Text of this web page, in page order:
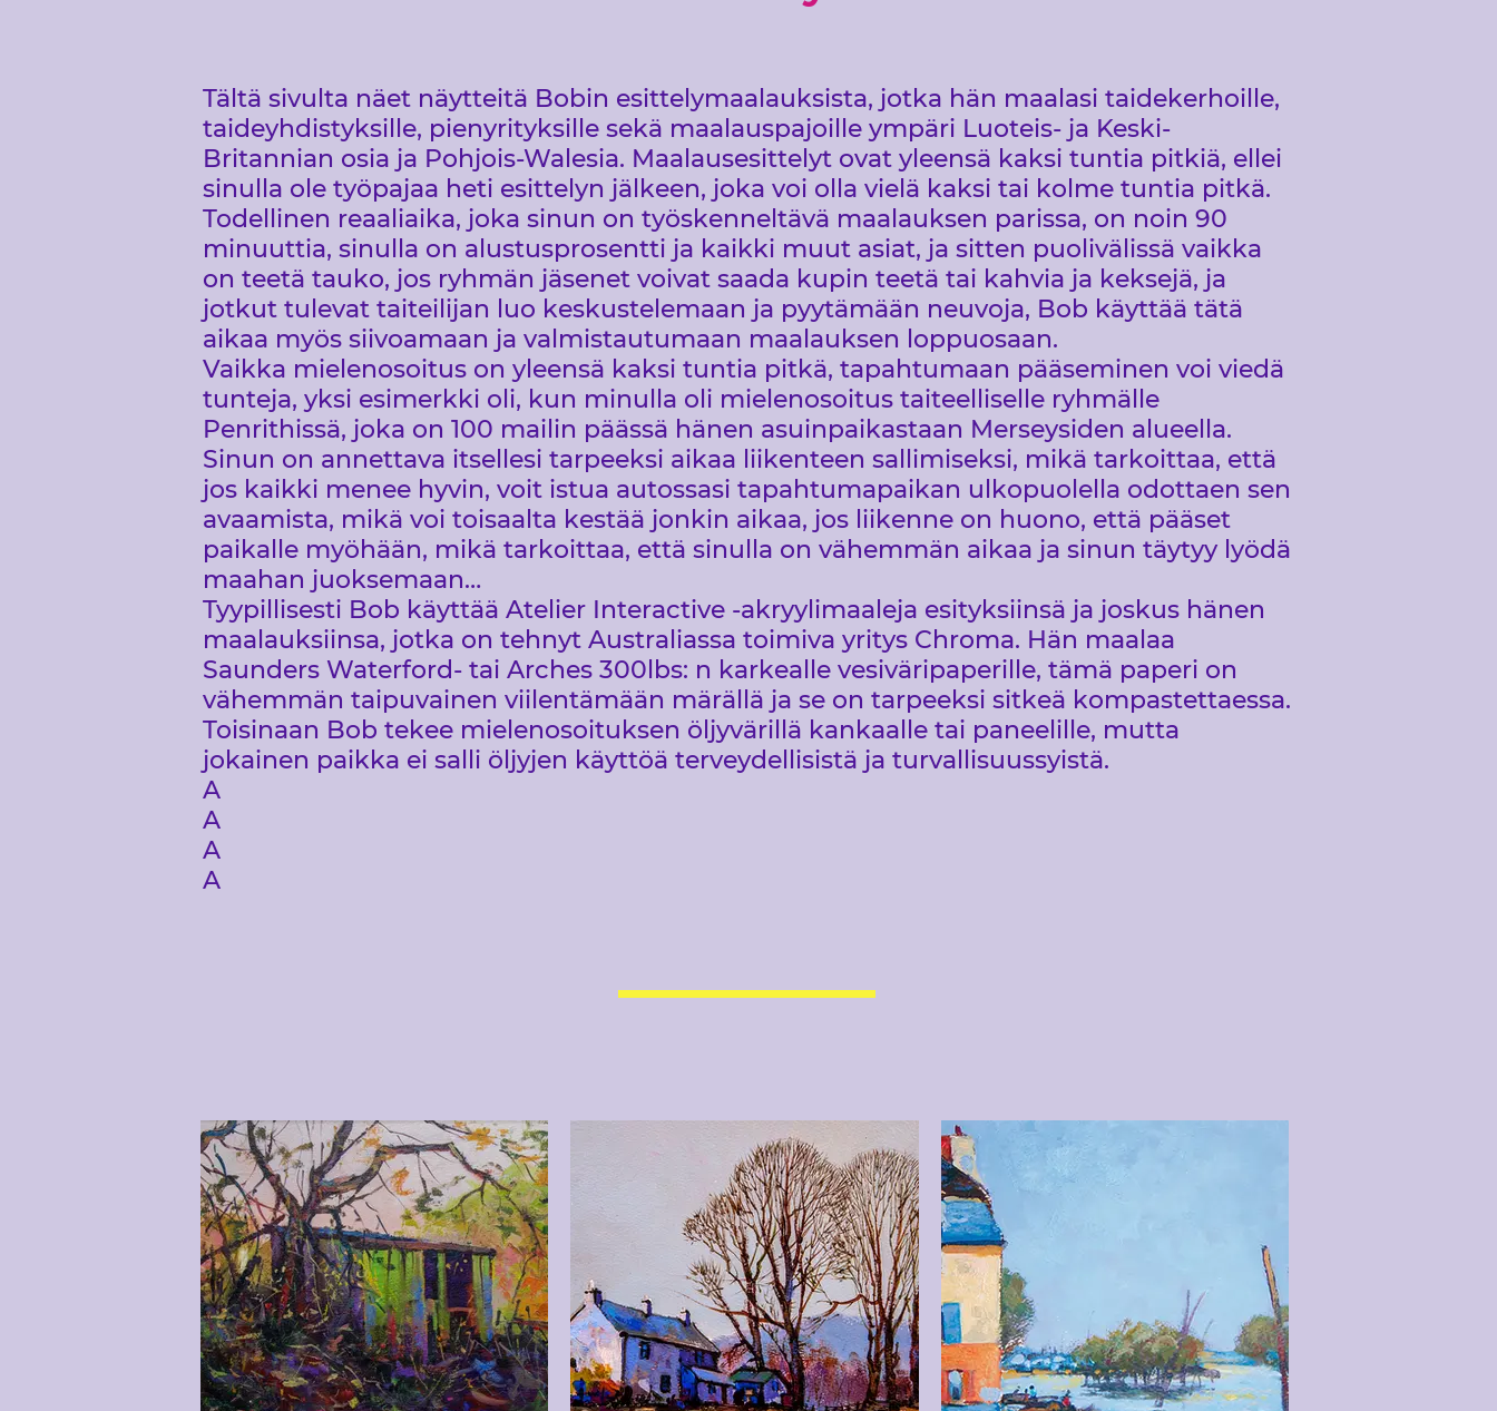
Tältä sivulta näet näytteitä Bobin esittelymaalauksista, jotka hän maalasi taidekerhoille,
taideyhdistyksille, pienyrityksille sekä maalauspajoille ympäri Luoteis- ja Keski-
Britannian osia ja Pohjois-Walesia. Maalausesittelyt ovat yleensä kaksi tuntia pitkiä, ellei
sinulla ole työpajaa heti esittelyn jälkeen, joka voi olla vielä kaksi tai kolme tuntia pitkä.
Todellinen reaaliaika, joka sinun on työskenneltävä maalauksen parissa, on noin 90
minuuttia, sinulla on alustusprosentti ja kaikki muut asiat, ja sitten puolivälissä vaikka
on teetä tauko, jos ryhmän jäsenet voivat saada kupin teetä tai kahvia ja keksejä, ja
jotkut tulevat taiteilijan luo keskustelemaan ja pyytämään neuvoja, Bob käyttää tätä
aikaa myös siivoamaan ja valmistautumaan maalauksen loppuosaan.
Vaikka mielenosoitus on yleensä kaksi tuntia pitkä, tapahtumaan pääseminen voi viedä
tunteja, yksi esimerkki oli, kun minulla oli mielenosoitus taiteelliselle ryhmälle
Penrithissä, joka on 100 mailin päässä hänen asuinpaikastaan ​​Merseysiden alueella.
Sinun on annettava itsellesi tarpeeksi aikaa liikenteen sallimiseksi, mikä tarkoittaa, että
jos kaikki menee hyvin, voit istua autossasi tapahtumapaikan ulkopuolella odottaen sen
avaamista, mikä voi toisaalta kestää jonkin aikaa, jos liikenne on huono, että pääset
paikalle myöhään, mikä tarkoittaa, että sinulla on vähemmän aikaa ja sinun täytyy lyödä
maahan juoksemaan…
Tyypillisesti Bob käyttää Atelier Interactive -akryylimaaleja esityksiinsä ja joskus hänen
maalauksiinsa, jotka on tehnyt Australiassa toimiva yritys Chroma. Hän maalaa
Saunders Waterford- tai Arches 300lbs: n karkealle vesiväripaperille, tämä paperi on
vähemmän taipuvainen viilentämään märällä ja se on tarpeeksi sitkeä kompastettaessa.
Toisinaan Bob tekee mielenosoituksen öljyvärillä kankaalle tai paneelille, mutta
jokainen paikka ei salli öljyjen käyttöä terveydellisistä ja turvallisuussyistä.
A
A
A
A